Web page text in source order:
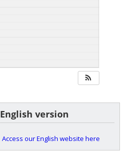
English version
Access our English website here